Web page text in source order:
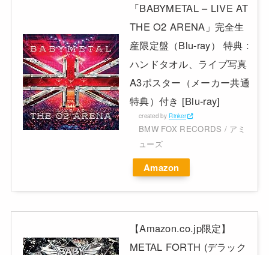
「BABYMETAL – LIVE AT
THE O2 ARENA」完全生
産限定盤（Blu-ray） 特典 :
ハンドタオル、ライブ写真
A3ポスター（メーカー共通
特典）付き [Blu-ray]
created by Rinker
BMW FOX RECORDS / アミ
ューズ
Amazon
【Amazon.co.jp限定】
METAL FORTH (デラック